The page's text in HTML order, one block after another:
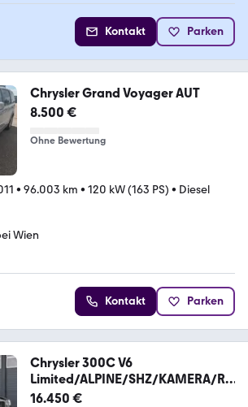
Kontakt Parken
Chrysler Grand Voyager AUT
8.500 €
Ohne Bewertung
• 96.003 km • 120 kW (163 PS) • Diesel
Wien
Kontakt Parken
Chrysler 300C V6
Limited/ALPINE/SHZ/KAMERA/R2
0
16.450 €